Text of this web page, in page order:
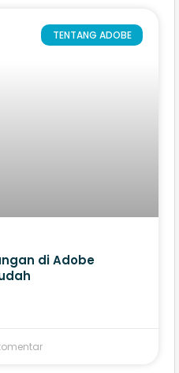
TENTANG ADOBE
di Adobe